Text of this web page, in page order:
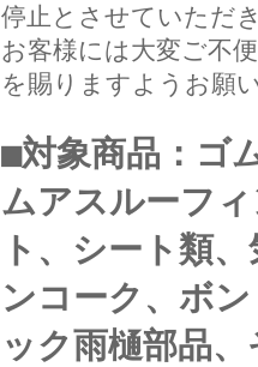
停止とさせていただ
お客様には大変ご不
を賜りますようお願
■対象商品：ゴ
ムアスルーフ
ト、シート類
ンコーク、ボ
ック雨樋部品